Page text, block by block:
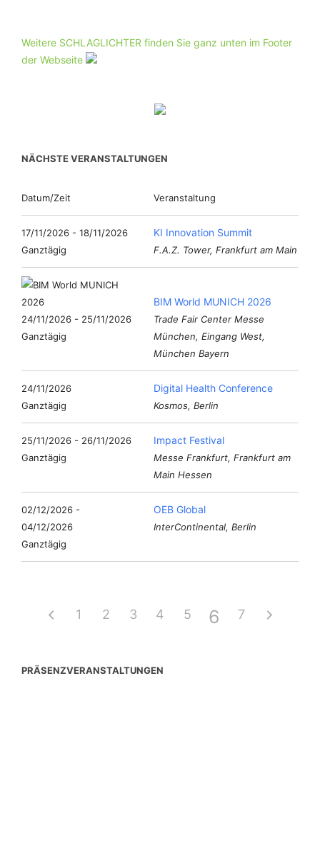
Weitere SCHLAGLICHTER finden Sie ganz unten im Footer
der Webseite
NÄCHSTE VERANSTALTUNGEN
Datum/Zeit Veranstaltung
17/11/2026 - 18/11/2026
Ganztägig
KI Innovation Summit
F.A.Z. Tower, Frankfurt am Main
24/11/2026 - 25/11/2026
Ganztägig
BIM World MUNICH 2026
Trade Fair Center Messe
München, Eingang West,
München Bayern
24/11/2026
Ganztägig
Digital Health Conference
Kosmos, Berlin
25/11/2026 - 26/11/2026
Ganztägig
Impact Festival
Messe Frankfurt, Frankfurt am
Main Hessen
02/12/2026 -
04/12/2026
Ganztägig
OEB Global
InterContinental, Berlin
1 2 3 4 5 6 7
PRÄSENZVERANSTALTUNGEN